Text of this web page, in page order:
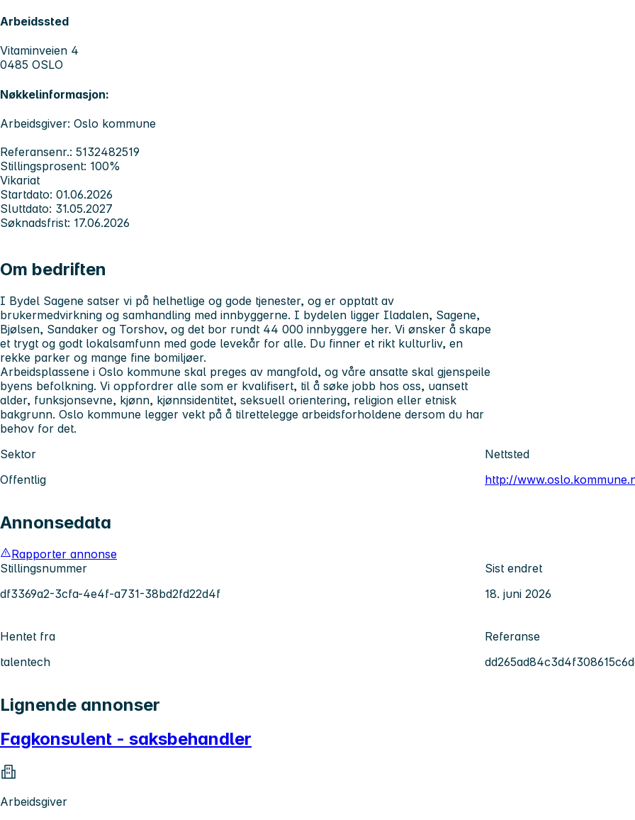
Arbeidssted
Vitaminveien 4
0485 OSLO
Nøkkelinformasjon:
Arbeidsgiver: Oslo kommune
Referansenr.: 5132482519
Stillingsprosent: 100%
Vikariat
Startdato: 01.06.2026
Sluttdato: 31.05.2027
Søknadsfrist: 17.06.2026
Om bedriften
I Bydel Sagene satser vi på helhetlige og gode tjenester, og er opptatt av
brukermedvirkning og samhandling med innbyggerne. I bydelen ligger Iladalen, Sagene,
Bjølsen, Sandaker og Torshov, og det bor rundt 44 000 innbyggere her. Vi ønsker å skape
et trygt og godt lokalsamfunn med gode levekår for alle. Du finner et rikt kulturliv, en
rekke parker og mange fine bomiljøer.
Arbeidsplassene i Oslo kommune skal preges av mangfold, og våre ansatte skal gjenspeile
byens befolkning. Vi oppfordrer alle som er kvalifisert, til å søke jobb hos oss, uansett
alder, funksjonsevne, kjønn, kjønnsidentitet, seksuell orientering, religion eller etnisk
bakgrunn. Oslo kommune legger vekt på å tilrettelegge arbeidsforholdene dersom du har
behov for det.
Sektor
Offentlig
Nettsted
http://
Annonsedata
Rapporter annonse
Stillingsnummer
df3369a2-3cfa-4e4f-a731-38bd2fd22d4f
Sist endret
18. juni 2026
Hentet fra
talentech
Referanse
Lignende annonser
Fagkonsulent - saksbehandler
Arbeidsgiver